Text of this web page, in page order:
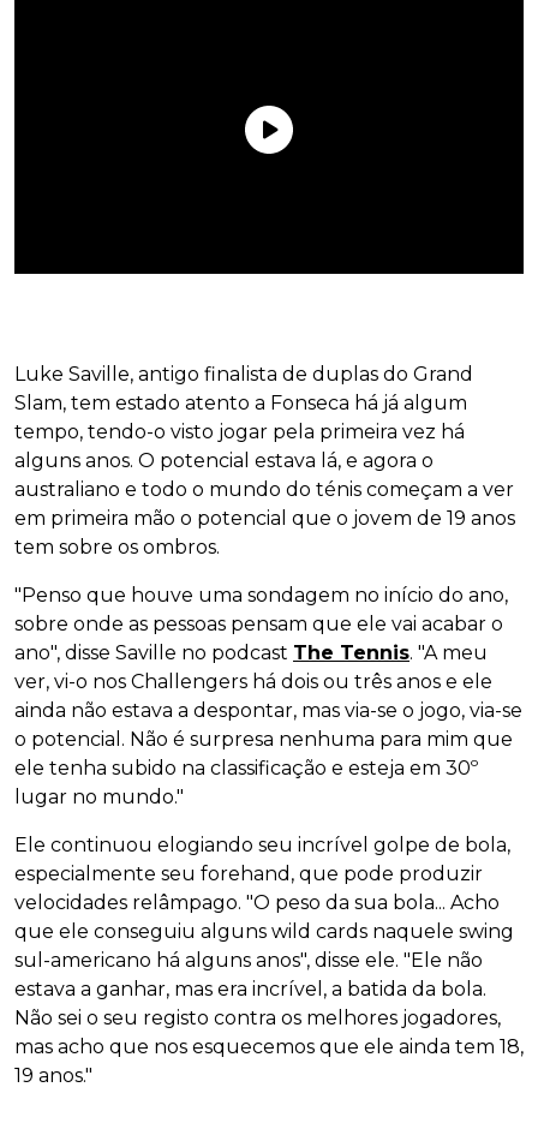
Luke Saville, antigo finalista de duplas do Grand
Slam, tem estado atento a Fonseca há já algum
tempo, tendo-o visto jogar pela primeira vez há
alguns anos. O potencial estava lá, e agora o
australiano e todo o mundo do ténis começam a ver
em primeira mão o potencial que o jovem de 19 anos
tem sobre os ombros.
"Penso que houve uma sondagem no início do ano,
sobre onde as pessoas pensam que ele vai acabar o
ano", disse Saville no podcast The Tennis. "A meu
ver, vi-o nos Challengers há dois ou três anos e ele
ainda não estava a despontar, mas via-se o jogo, via-se
o potencial. Não é surpresa nenhuma para mim que
ele tenha subido na classificação e esteja em 30º
lugar no mundo."
Ele continuou elogiando seu incrível golpe de bola,
especialmente seu forehand, que pode produzir
velocidades relâmpago. "O peso da sua bola... Acho
que ele conseguiu alguns wild cards naquele swing
sul-americano há alguns anos", disse ele. "Ele não
estava a ganhar, mas era incrível, a batida da bola.
Não sei o seu registo contra os melhores jogadores,
mas acho que nos esquecemos que ele ainda tem 18,
19 anos."